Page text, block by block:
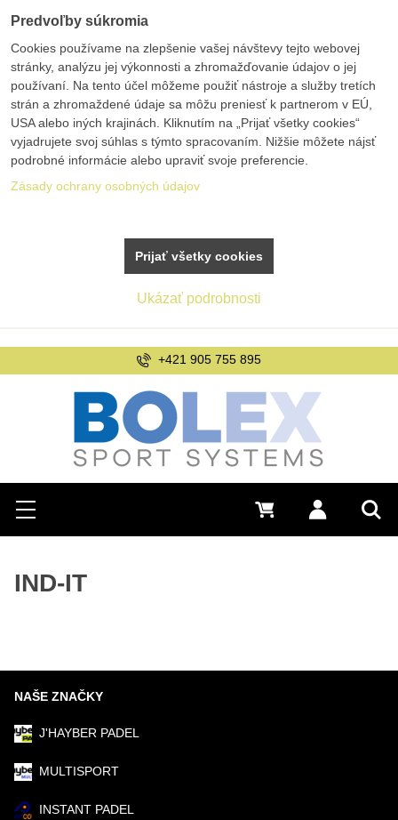
Hľadať
Menu Prihlásiť sa
0 €
+421 905 755 895
IND-IT
NAŠE ZNAČKY
J'HAYBER PADEL
MULTISPORT
INSTANT PADEL
Predvoľby súkromia
Cookies používame na zlepšenie vašej návštevy tejto webovej
stránky, analýzu jej výkonnosti a zhromažďovanie údajov o jej
používaní. Na tento účel môžeme použiť nástroje a služby tretích
strán a zhromaždené údaje sa môžu preniesť k partnerom v EÚ,
USA alebo iných krajinách. Kliknutím na „Prijať všetky cookies“
vyjadrujete svoj súhlas s týmto spracovaním. Nižšie môžete nájsť
podrobné informácie alebo upraviť svoje preferencie.
Zásady ochrany osobných údajov
Ukázať podrobnosti
Prijať všetky cookies